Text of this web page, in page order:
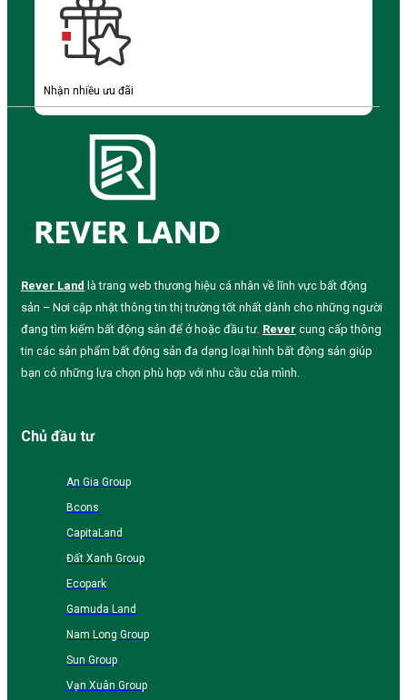
Nhận nhiều ưu đãi
Rever Land là trang web thương hiệu cá nhân về lĩnh vực bất động
sản – Nơi cập nhật thông tin thị trường tốt nhất dành cho những người
đang tìm kiếm bất động sản để ở hoặc đầu tư. Rever cung cấp thông
tin các sản phẩm bất động sản đa dạng loại hình bất động sản giúp
bạn có những lựa chọn phù hợp với nhu cầu của mình.
Chủ đầu tư
An Gia Group
Bcons
CapitaLand
Đất Xanh Group
Ecopark
Gamuda Land
Nam Long Group
Sun Group
Vạn Xuân Group